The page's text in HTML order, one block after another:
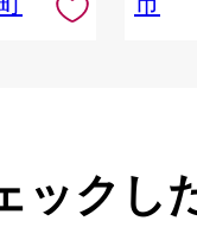
ックし